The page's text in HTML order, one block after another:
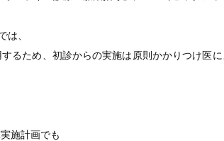
は、
するため、初診からの実施は原則かかりつけ医
施計画でも